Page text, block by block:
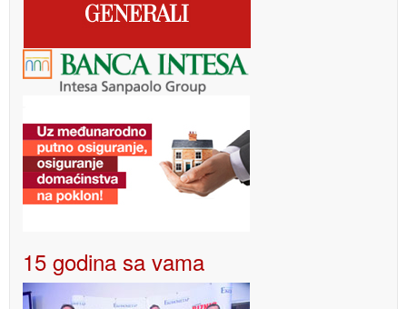
15 godina sa vama